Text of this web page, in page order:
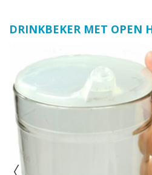
DRINKBEKER MET OPEN